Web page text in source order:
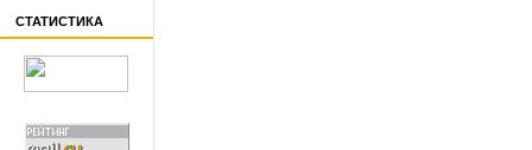
СТАТИСТИКА